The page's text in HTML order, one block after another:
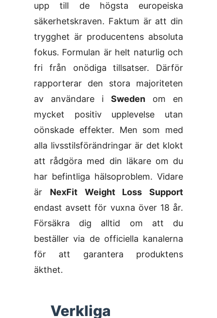
upp till de högsta europeiska
säkerhetskraven. Faktum är att din
trygghet är producentens absoluta
fokus. Formulan är helt naturlig och
fri från onödiga tillsatser. Därför
rapporterar den stora majoriteten
av användare i Sweden om en
mycket positiv upplevelse utan
oönskade effekter. Men som med
alla livsstilsförändringar är det klokt
att rådgöra med din läkare om du
har befintliga hälsoproblem. Vidare
är NexFit Weight Loss Support
endast avsett för vuxna över 18 år.
Försäkra dig alltid om att du
beställer via de officiella kanalerna
för att garantera produktens
äkthet.
Verkliga